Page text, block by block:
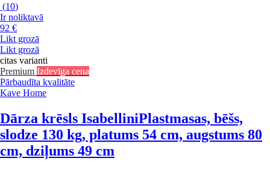
(10)
Ir noliktavā
92 €
Likt grozā
Likt grozā
citas varianti
Premium Izdevīga cena
Pārbaudīta kvalitāte
Kave Home
Dārza krēsls IsabelliniPlastmasas, bēšs,
slodze 130 kg, platums 54 cm, augstums 80
cm, dziļums 49 cm